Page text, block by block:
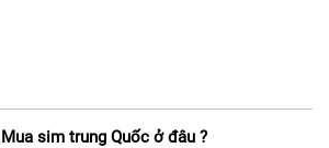
Mua sim trung Quốc ở đâu ?